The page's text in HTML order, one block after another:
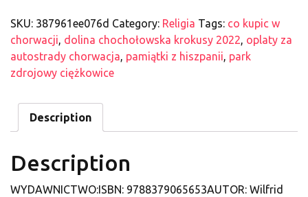
SKU: 387961ee076d Category: Religia Tags: co kupic w
chorwacji, dolina chochołowska krokusy 2022, oplaty za
autostrady chorwacja, pamiątki z hiszpanii, park
zdrojowy ciężkowice
Description
Description
WYDAWNICTWO:ISBN: 9788379065653AUTOR: Wilfrid